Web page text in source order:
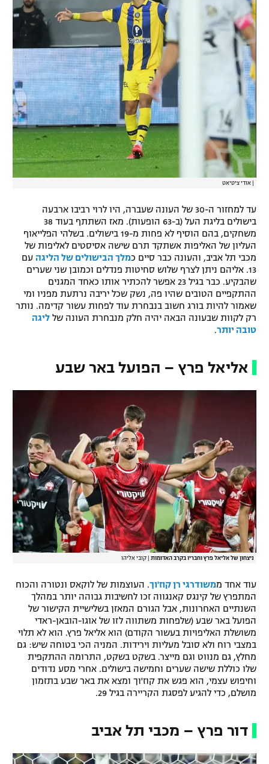
אודי ציטיאט
עד למחזור ה-30 של העונה שעברה, היו לרוי רביבו ארבעה
בישולים בליגת העל (ב-63 הופעות). מאז השתתף בעוד 38
משחקים, בהם הוסיף לא פחות מ-19 בישולים. בשלהי הפלייאוף
העליון של האליפות אשתקד תרם שישה אסיסטים לאליפות של
מכבי תל אביב, והעונה כבר סיים כמלך הבישולים של הליגה עם
13. אליהם ניתן לצרף שלוש סחיטות פנדלים וכמובן שני שערים
שהבקיע. כבר בגיל 23 אפשר להכתיר אותו כאחד המגנים
ההתקפיים הטובים שהיו פה, נשק שכל יריבה נרתעת מפניו ומי
שאמור להיות בורג חשוב בנבחרת עוד לפחות עשור קדימה. נותר
רק לקוות שבעונה הבאה יהיה חלק מנבחרת העונה של ליגה
טובה יותר.
אליאל פרץ – הפועל באר שבע
ניצחון של אליאל פרץ וחבריו בקרב האדומות קובי אליהו
עוד אחד ממשודרגי רן קוז'וך. העוצמות של לוקאס ונטורה והכוח
המתפרץ של קינגס קאנגווה זכו לחשיבות גבוהה יותר במהלך
השנתיים האחרונות, אבל הגורם המאזן בשלישיית הקישור של
הפועל באר שבע (שלפחות משתווה לזו של אוגו-הובאן-ראדי
משושלת האליפויות בעשור הקודם) הוא אליאל פרץ. הוא לא תלוי
במצבי רוח ולא סובל מעליות וירידות. המניה הכי בטוחה שיש: גם
מחלץ, גם מנווט וגם מייצר. בשקט בשקט, התרומה ההתקפית
שלו כוללת שישה שערים וחמישה בישולים. אחרי מסע נדודים
וחיפוש עצמי, הוא פגש את קוז'וך ומצא את באר שבע בתזמון
מושלם, כדי להגיע לפסגת הקריירה בגיל 29.
דור פרץ – מכבי תל אביב